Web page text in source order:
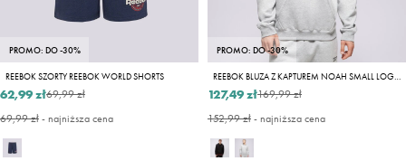
PROMO: DO -30%
REEBOK SZORTY REEBOK WORLD SHORTS
69,99 zł
62,99 zł
69,99 zł- najniższa cena
PROMO: DO -30%
REEBOK BLUZA Z KAPTUREM NOAH SMALL LOGO
169,99 zł
127,49 zł
152,99 zł- najniższa cena